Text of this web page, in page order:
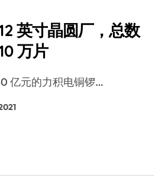
英寸晶圆厂，总数
万片
亿元的力积电铜锣…